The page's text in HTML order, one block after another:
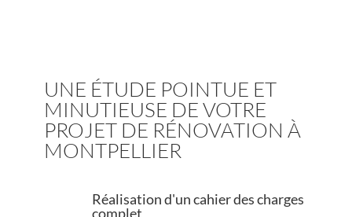
UNE ÉTUDE POINTUE ET
MINUTIEUSE DE VOTRE
PROJET DE RÉNOVATION À
MONTPELLIER
Réalisation d'un cahier des charges
complet